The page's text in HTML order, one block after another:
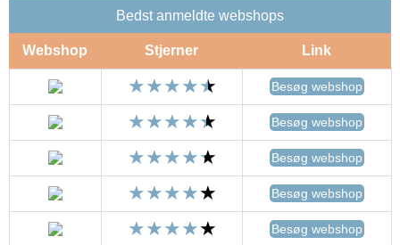
Bedst anmeldte webshops
Webshop Stjerner Link
Besøg webshop
Besøg webshop
Besøg webshop
Besøg webshop
Besøg webshop